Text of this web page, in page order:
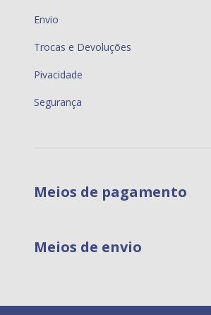
Envio
Trocas e Devoluções
Pivacidade
Segurança
Meios de pagamento
Meios de envio